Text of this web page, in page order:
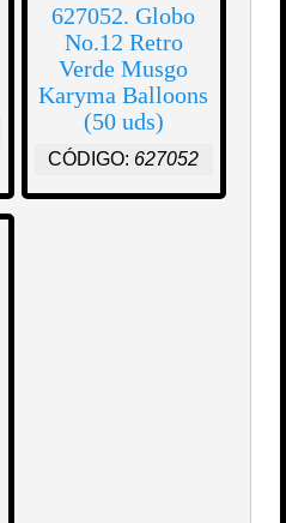
627052. Globo
No.12 Retro
Verde Musgo
Karyma Balloons
(50 uds)
CÓDIGO: 627052